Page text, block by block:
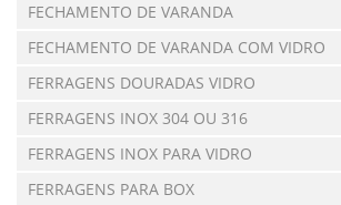
FECHAMENTO DE VARANDA
FECHAMENTO DE VARANDA COM VIDRO
FERRAGENS DOURADAS VIDRO
FERRAGENS INOX 304 OU 316
FERRAGENS INOX PARA VIDRO
FERRAGENS PARA BOX